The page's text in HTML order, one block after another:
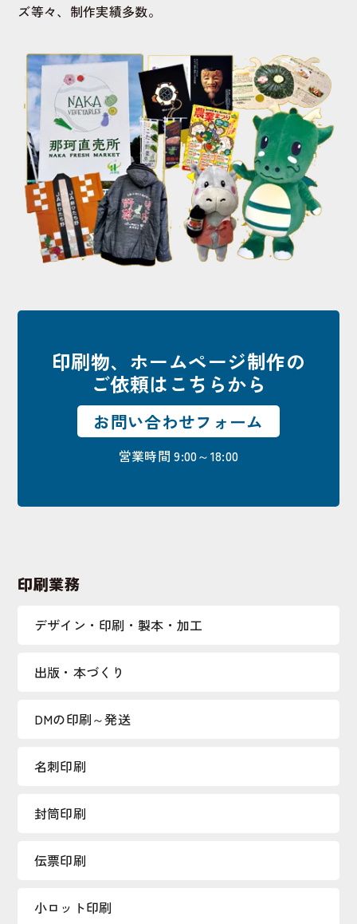
印刷業務
デザイン・印刷・製本・加工
出版・本づくり
DMの印刷～発送
名刺印刷
封筒印刷
伝票印刷
小ロット印刷
ズ等々、制作実績多数。
印刷物、ホームページ制作の
ご依頼はこちらから
お問い合わせフォーム
営業時間 9:00～18:00